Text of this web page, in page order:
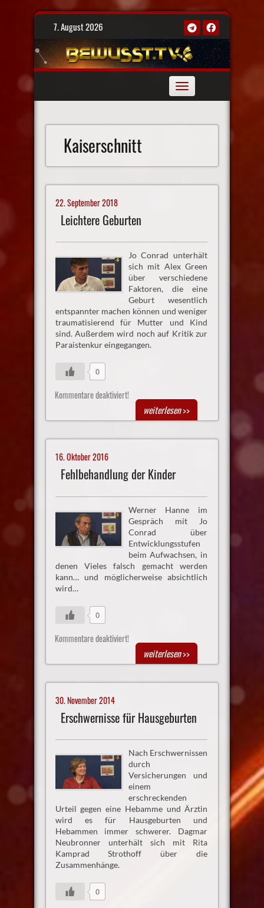
Skip
7. August 2026
Toggle
navigation
Kaiserschnitt
22. September 2018
Leichtere Geburten
Jo Conrad unterhält
sich mit Alex Green
über verschiedene
Faktoren, die eine
Geburt wesentlich
entspannter machen können und weniger
traumatisierend für Mutter und Kind
sind. Außerdem wird noch auf Kritik zur
Paraistenkur eingegangen.
0
Kommentare deaktiviert!
weiterlesen>>
16. Oktober 2016
Fehlbehandlung der Kinder
Werner Hanne im
Gespräch mit Jo
Conrad über
Entwicklungsstufen
beim Aufwachsen, in
denen Vieles falsch gemacht werden
kann… und möglicherweise absichtlich
wird…
0
Kommentare deaktiviert!
weiterlesen>>
30. November 2014
Erschwernisse für Hausgeburten
Nach Erschwernissen
durch
Versicherungen und
einem
erschreckenden
Urteil gegen eine Hebamme und Ärztin
wird es für Hausgeburten und
Hebammen immer schwerer. Dagmar
Neubronner unterhält sich mit Rita
Kamprad Strothoff über die
Zusammenhänge.
0